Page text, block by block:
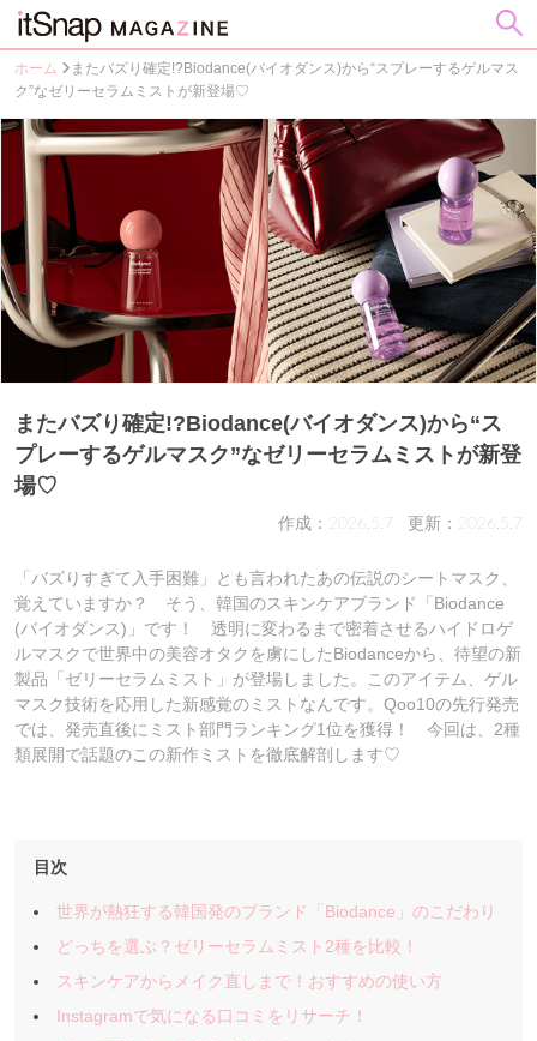
ホーム
またバズり確定!?Biodance(バイオダンス)から“スプレーするゲルマス
ク”なゼリーセラムミストが新登場♡
またバズり確定!?Biodance(バイオダンス)から“ス
プレーするゲルマスク”なゼリーセラムミストが新登
場♡
作成：2026.5.7 更新：2026.5.7
「バズりすぎて入手困難」とも言われたあの伝説のシートマスク、
覚えていますか？ そう、韓国のスキンケアブランド「Biodance
(バイオダンス)」です！ 透明に変わるまで密着させるハイドロゲ
ルマスクで世界中の美容オタクを虜にしたBiodanceから、待望の新
製品「ゼリーセラムミスト」が登場しました。このアイテム、ゲル
マスク技術を応用した新感覚のミストなんです。Qoo10の先行発売
では、発売直後にミスト部門ランキング1位を獲得！ 今回は、2種
類展開で話題のこの新作ミストを徹底解剖します♡
目次
世界が熱狂する韓国発のブランド「Biodance」のこだわり
どっちを選ぶ？ゼリーセラムミスト2種を比較！
スキンケアからメイク直しまで！おすすめの使い方
Instagramで気になる口コミをリサーチ！